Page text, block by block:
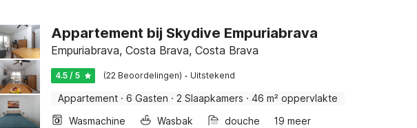
Appartement bij Skydive Empuriabrava
Empuriabrava, Costa Brava, Costa Brava
4.5 / 5 (22 Beoordelingen) · Uitstekend
Appartement · 6 Gasten · 2 Slaapkamers · 46 m² oppervlakte
Wasmachine
Wasbak douche 19 meer